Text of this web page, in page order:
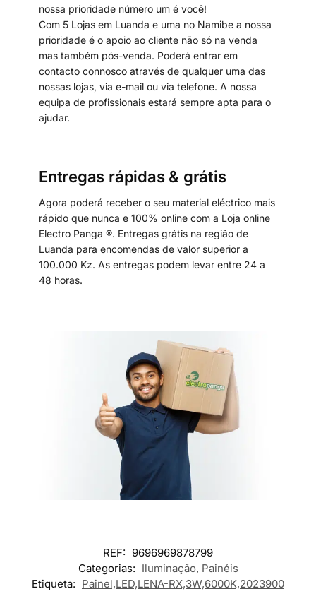
nossa prioridade número um é você!
Com 5 Lojas em Luanda e uma no Namibe a nossa
prioridade é o apoio ao cliente não só na venda
mas também pós-venda. Poderá entrar em
contacto connosco através de qualquer uma das
nossas lojas, via e-mail ou via telefone. A nossa
equipa de profissionais estará sempre apta para o
ajudar.
Entregas rápidas & grátis
Agora poderá receber o seu material eléctrico mais
rápido que nunca e 100% online com a Loja online
Electro Panga ®. Entregas grátis na região de
Luanda para encomendas de valor superior a
100.000 Kz. As entregas podem levar entre 24 a
48 horas.
REF: 9696969878799
Categorias: Iluminação, Painéis
Etiqueta: Painel,LED,LENA-RX,3W,6000K,2023900